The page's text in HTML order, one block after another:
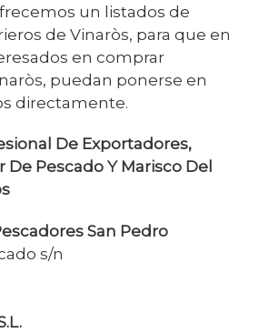
un listados de
de Vinaròs, para que en
en comprar
puedan ponerse en
directamente.
De Exportadores,
Pescado Y Marisco Del
San Pedro
s/n